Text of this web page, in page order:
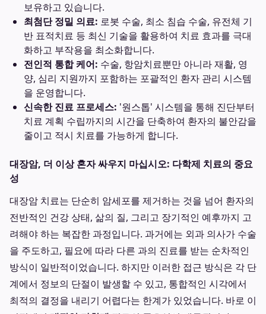
보유하고 있습니다.
최첨단 정밀 의료: 로봇 수술, 최소 침습 수술, 유전체 기
반 표적치료 등 최신 기술을 활용하여 치료 효과를 극대
화하고 부작용을 최소화합니다.
전인적 통합 케어: 수술, 항암치료뿐만 아니라 재활, 영
양, 심리 지원까지 포함하는 포괄적인 환자 관리 시스템
을 운영합니다.
신속한 진료 프로세스: '원스톱' 시스템을 통해 진단부터
치료 계획 수립까지의 시간을 단축하여 환자의 불안감을
줄이고 적시 치료를 가능하게 합니다.
대장암, 더 이상 혼자 싸우지 마십시오: 다학제 치료의 중요
성
대장암 치료는 단순히 암세포를 제거하는 것을 넘어 환자의
전반적인 건강 상태, 삶의 질, 그리고 장기적인 예후까지 고
려해야 하는 복잡한 과정입니다. 과거에는 외과 의사가 수술
을 주도하고, 필요에 따라 다른 과의 진료를 받는 순차적인
방식이 일반적이었습니다. 하지만 이러한 접근 방식은 각 단
계에서 정보의 단절이 발생할 수 있고, 통합적인 시각에서
최적의 결정을 내리기 어렵다는 한계가 있었습니다. 바로 이